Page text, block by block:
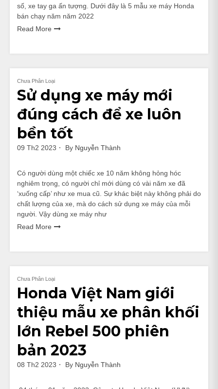
số, xe tay ga ấn tượng. Dưới đây là 5 mẫu xe máy Honda
bán chạy năm năm 2022
Read More
Chưa Phân Loại
Sử dụng xe máy mới
đúng cách để xe luôn
bền tốt
09 Th2 2023 By Nguyễn Thành
Có người dùng một chiếc xe 10 năm không hỏng hóc
nghiêm trọng, có người chỉ mới dùng có vài năm xe đã
‘xuống cấp’ như xe mua cũ. Sự khác biệt này không phải do
chất lượng của xe, mà do cách sử dụng xe máy của mỗi
người. Vậy dùng xe máy như
Read More
Chưa Phân Loại
Honda Việt Nam giới
thiệu mẫu xe phân khối
lớn Rebel 500 phiên
bản 2023
08 Th2 2023 By Nguyễn Thành